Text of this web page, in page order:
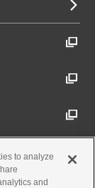
to analyze
and